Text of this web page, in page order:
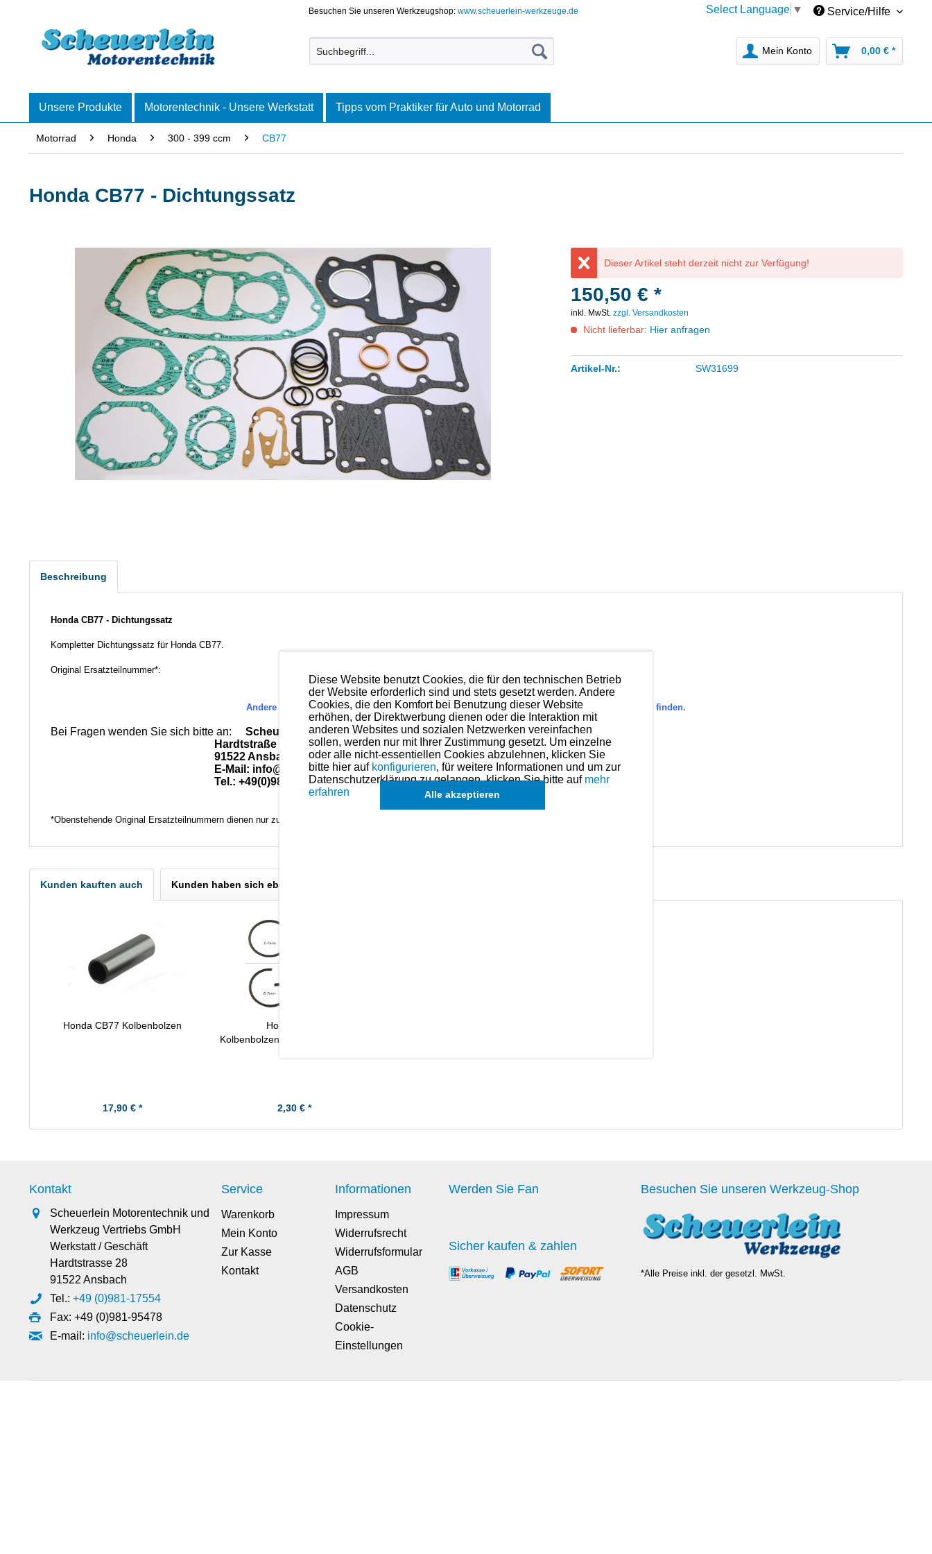
Besuchen Sie unseren Werkzeugshop:www.scheuerlein-werkzeuge.de Select Language ▼ Service/Hilfe
Mein Konto 0,00 € *
Unsere Produkte Motorentechnik - Unsere Werkstatt Tipps vom Praktiker für Auto und Motorrad
Motorrad Honda 300 - 399 ccm CB77
Honda CB77 - Dichtungssatz
Dieser Artikel steht derzeit nicht zur Verfügung!
150,50 € *
inkl. MwSt.zzgl. Versandkosten
Nicht lieferbar: Hier anfragen
Artikel-Nr.: SW31699
Beschreibung
Honda CB77 - Dichtungssatz
Kompletter Dichtungssatz für Honda CB77.
Original Ersatzteilnummer*:
Andere Ersatzteile für dieses Modell sind (falls vorhanden) in der übergeordneten Kategorie zu finden.
Bei Fragen wenden Sie sich bitte an: Scheuerlein Motorentechnik
Hardtstraße 28
91522 Ansbach
E-Mail: info@scheuerlein.de
Tel.: +49(0)981-17554
*Obenstehende Original Ersatzteilnummern dienen nur zu Vergleichszwecken.
Kunden kauften auch Kunden haben sich ebenfalls angesehen
Honda CB77 Kolbenbolzen
17,90 € *
Honda CB77
Kolbenbolzensicherungsring-Paar
2,30 € *
Kontakt
Scheuerlein Motorentechnik und
Werkzeug Vertriebs GmbH
Werkstatt / Geschäft
Hardtstrasse 28
91522 Ansbach
Tel.: +49 (0)981-17554
Fax: +49 (0)981-95478
E-mail: info@scheuerlein.de
Service
Warenkorb
Mein Konto
Zur Kasse
Kontakt
Informationen
Impressum
Widerrufsrecht
Widerrufsformular
AGB
Versandkosten
Datenschutz
Cookie-
Einstellungen
Werden Sie Fan
Sicher kaufen & zahlen
Besuchen Sie unseren Werkzeug-Shop
*Alle Preise inkl. der gesetzl. MwSt.
Diese Website benutzt Cookies, die für den technischen Betrieb
der Website erforderlich sind und stets gesetzt werden. Andere
Cookies, die den Komfort bei Benutzung dieser Website
erhöhen, der Direktwerbung dienen oder die Interaktion mit
anderen Websites und sozialen Netzwerken vereinfachen
sollen, werden nur mit Ihrer Zustimmung gesetzt. Um einzelne
oder alle nicht-essentiellen Cookies abzulehnen, klicken Sie
bitte hier auf konfigurieren, für weitere Informationen und um zur
Datenschutzerklärung zu gelangen, klicken Sie bitte auf mehr
erfahren
Alle akzeptieren